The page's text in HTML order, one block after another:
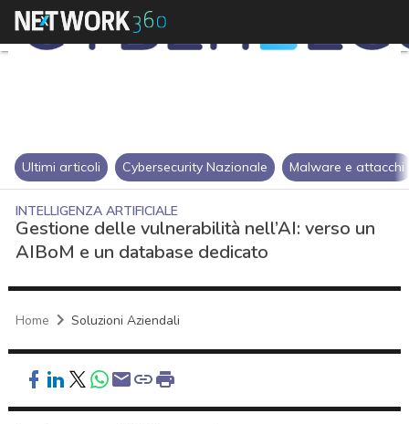
Ultimi articoli Cybersecurity Nazionale Malware e attacchi
INTELLIGENZA ARTIFICIALE
Gestione delle vulnerabilità nell’AI: verso un
AIBoM e un database dedicato
Home Soluzioni Aziendali